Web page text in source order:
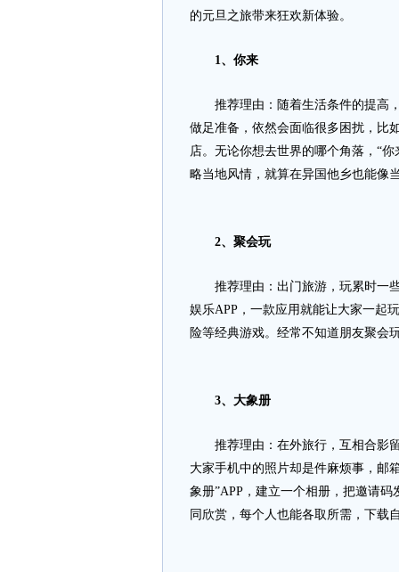
的元旦之旅带来狂欢新体验。
1、你来
推荐理由：随着生活条件的提高，
做足准备，依然会面临很多困扰，比
店。无论你想去世界的哪个角落，“
略当地风情，就算在异国他乡也能像
2、聚会玩
推荐理由：出门旅游，玩累时一些
娱乐APP，一款应用就能让大家一起
险等经典游戏。经常不知道朋友聚会
3、大象册
推荐理由：在外旅行，互相合影留
大家手机中的照片却是件麻烦事，邮
象册”APP，建立一个相册，把邀请
同欣赏，每个人也能各取所需，下载